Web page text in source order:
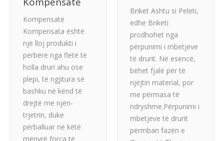
Kompensatë
Kompensata është
një lloj produkti i
përbërë nga fletë të
holla druri ahu ose
plepi, të ngjitura së
bashku në kënd të
drejtë me njëri-
trjetrin, duke
përballuar në këtë
mënyrë forca të
Briket Ashtu si Peleti,
edhe Briketi
prodhohet nga
përpunimi i mbetjeve
të drurit. Në esencë,
bëhet fjalë për të
njëjtin material, por
me përmasa të
ndryshme.Përpunimi i
mbetjeve të drurit
përmban fazën e